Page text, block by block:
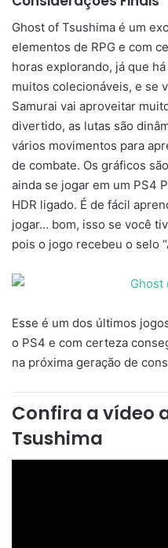
Ghost of Tsushima é um
elementos de RPG e com
horas explorando, já que
muitos colecionáveis, e se
Samurai vai aproveitar
divertido, as lutas são
vários movimentos para
de combate. Os gráficos
ainda se jogar em um PS4
HDR ligado. É de fácil
jogar… bom, isso se você
pois o jogo recebeu o selo
Esse é um dos últimos
o PS4 e com certeza
na próxima geração de
Confira a vídeo
Tsushima